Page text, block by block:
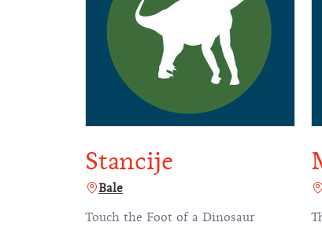
Stancije
Bale
Touch the Foot of a Dinosaur